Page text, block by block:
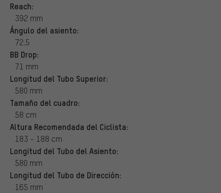
Reach:
392 mm
Ángulo del asiento:
72.5
BB Drop:
71 mm
Longitud del Tubo Superior:
580 mm
Tamaño del cuadro:
58 cm
Altura Recomendada del Ciclista:
183 - 188 cm
Longitud del Tubo del Asiento:
580 mm
Longitud del Tubo de Dirección:
165 mm